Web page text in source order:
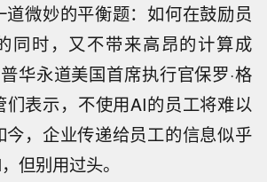
微妙的平衡题：如何在鼓励员
同时，又不带来高昂的计算成
华永道美国首席执行官保罗·格
们表示，不使用AI的员工将难以
今，企业传递给员工的信息似乎
但别用过头。